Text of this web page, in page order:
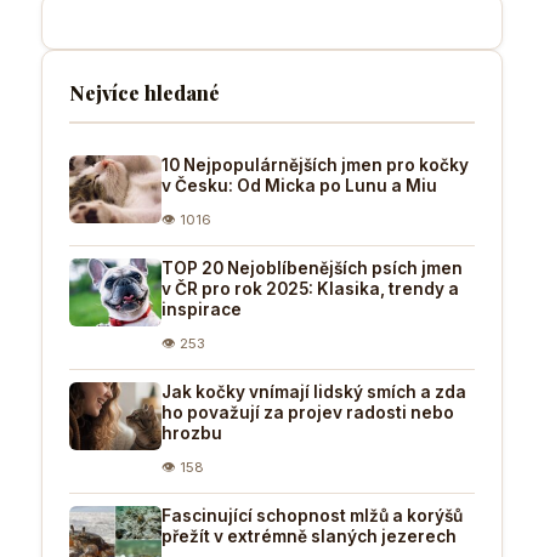
Nejvíce hledané
10 Nejpopulárnějších jmen pro kočky
v Česku: Od Micka po Lunu a Miu
👁 1016
TOP 20 Nejoblíbenějších psích jmen
v ČR pro rok 2025: Klasika, trendy a
inspirace
👁 253
Jak kočky vnímají lidský smích a zda
ho považují za projev radosti nebo
hrozbu
👁 158
Fascinující schopnost mlžů a korýšů
přežít v extrémně slaných jezerech